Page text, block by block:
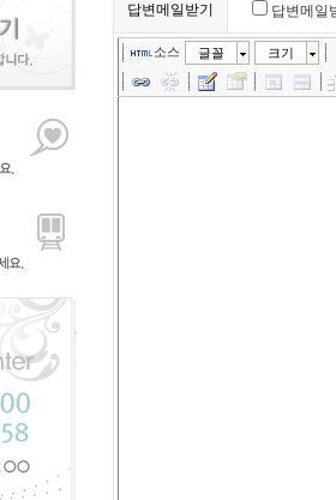
답변메일받기 답변메일
소스 글꼴 크기